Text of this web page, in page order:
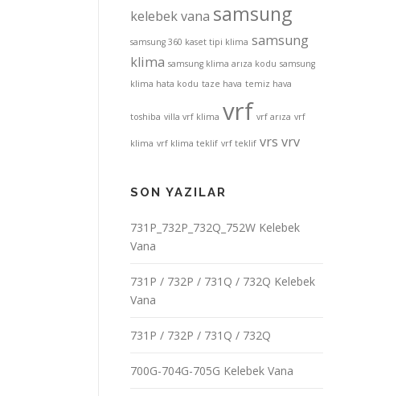
kelebek vana samsung
samsung 360 kaset tipi klima samsung
klima samsung klima arıza kodu samsung
klima hata kodu taze hava temiz hava
toshiba villa vrf klima vrf vrf arıza vrf
klima vrf klima teklif vrf teklif vrs vrv
SON YAZILAR
731P_732P_732Q_752W Kelebek
Vana
731P / 732P / 731Q / 732Q Kelebek
Vana
731P / 732P / 731Q / 732Q
700G-704G-705G Kelebek Vana